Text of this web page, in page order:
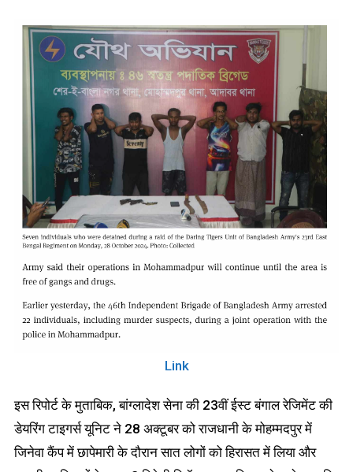
Link
इस रिपोर्ट के मुताबिक, बांग्लादेश सेना की 23वीं ईस्ट बंगाल रेजिमेंट की
डेयरिंग टाइगर्स यूनिट ने 28 अक्टूबर को राजधानी के मोहम्मदपुर में
जिनेवा कैंप में छापेमारी के दौरान सात लोगों को हिरासत में लिया और